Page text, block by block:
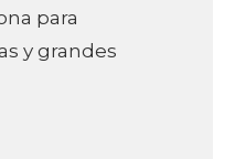
para
y grandes